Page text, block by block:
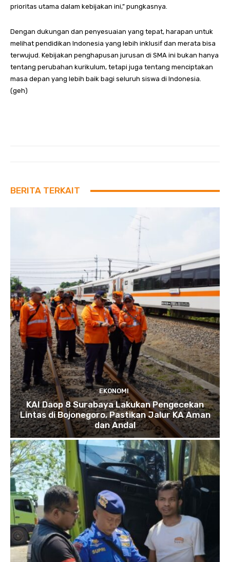
prioritas utama dalam kebijakan ini,” pungkasnya.
Dengan dukungan dan penyesuaian yang tepat, harapan untuk
melihat pendidikan Indonesia yang lebih inklusif dan merata bisa
terwujud. Kebijakan penghapusan jurusan di SMA ini bukan hanya
tentang perubahan kurikulum, tetapi juga tentang menciptakan
masa depan yang lebih baik bagi seluruh siswa di Indonesia.
(geh)
BERITA TERKAIT
EKONOMI
KAI Daop 8 Surabaya Lakukan Pengecekan
Lintas di Bojonegoro, Pastikan Jalur KA Aman
dan Andal